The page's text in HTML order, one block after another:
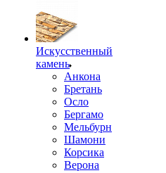
Искусственный
камень
Анкона
Бретань
Осло
Бергамо
Мельбурн
Шамони
Корсика
Верона